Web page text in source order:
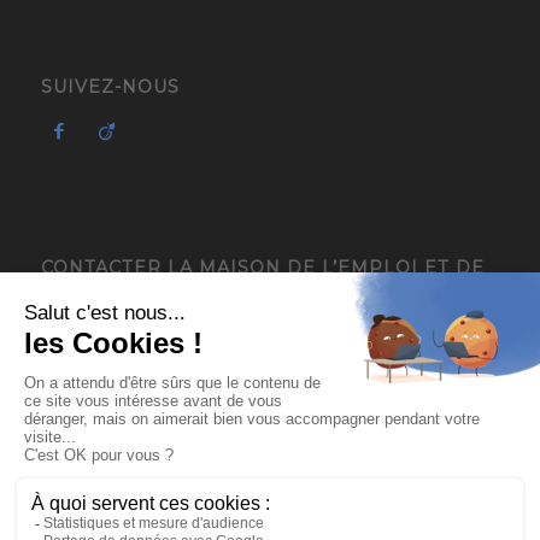
SUIVEZ-NOUS
CONTACTER LA MAISON DE L’EMPLOI ET DE
4, avenue du Général de Gaulle
38120 Saint-Égrève
04 76 13 18 05
contact@mee-mife.fr